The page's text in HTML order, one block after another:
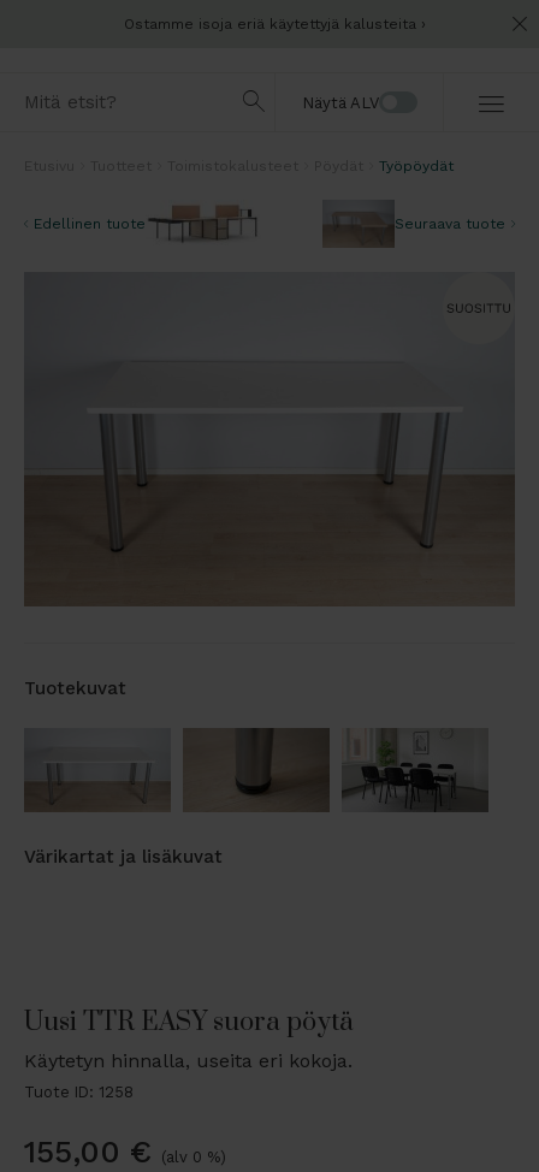
Ostamme isoja eriä käytettyjä kalusteita
Näytä ALV
Työpöydät
Edellinen tuote Seuraava tuote
Tuotekuvat
Värikartat ja lisäkuvat
Uusi TTR EASY suora pöytä
Käytetyn hinnalla, useita eri kokoja.
Tuote ID: 1258
155,00 € (alv 0 %)